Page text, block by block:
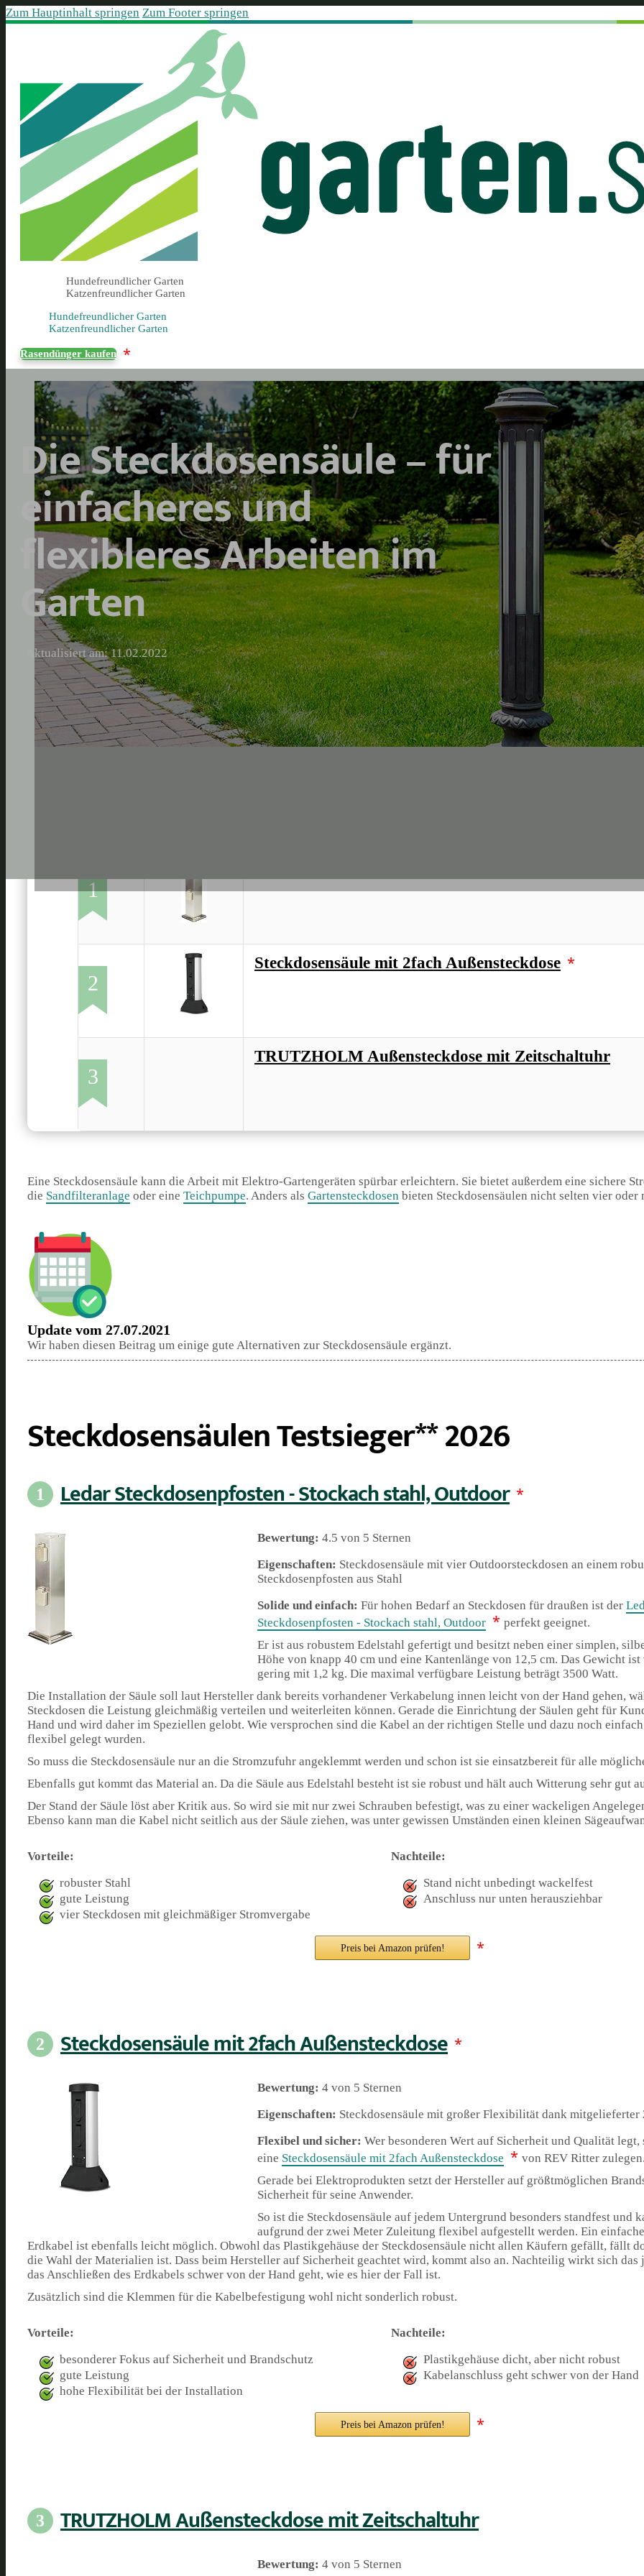
Zum Hauptinhalt springen Zum Footer springen
Hundefreundlicher Garten
Katzenfreundlicher Garten
Hundefreundlicher Garten
Katzenfreundlicher Garten
Rasendünger kaufen *
Die Steckdosensäule – für
einfacheres und
flexibleres Arbeiten im
Garten
Aktualisiert am: 11.02.2022
1
2
Steckdosensäule mit 2fach Außensteckdose *
3
TRUTZHOLM Außensteckdose mit Zeitschaltuhr
Eine Steckdosensäule kann die Arbeit mit Elektro-Gartengeräten spürbar erleichtern. Sie bietet außerdem eine sichere
die Sandfilteranlage oder eine Teichpumpe. Anders als Gartensteckdosen bieten Steckdosensäulen nicht selten vier oder
Update vom 27.07.2021
Wir haben diesen Beitrag um einige gute Alternativen zur Steckdosensäule ergänzt.
Steckdosensäulen Testsieger** 2026
1 Ledar Steckdosenpfosten - Stockach stahl, Outdoor *
Bewertung: 4.5 von 5 Sternen
Eigenschaften: Steckdosensäule mit vier Outdoorsteckdosen an einem
Steckdosenpfosten aus Stahl
Solide und einfach: Für hohen Bedarf an Steckdosen für draußen ist der
Steckdosenpfosten - Stockach stahl, Outdoor * perfekt geeignet.
Er ist aus robustem Edelstahl gefertigt und besitzt neben einer simplen,
Höhe von knapp 40 cm und eine Kantenlänge von 12,5 cm. Das Gewicht
gering mit 1,2 kg. Die maximal verfügbare Leistung beträgt 3500 Watt.
Die Installation der Säule soll laut Hersteller dank bereits vorhandener Verkabelung innen leicht von der Hand gehen,
Steckdosen die Leistung gleichmäßig verteilen und weiterleiten können. Gerade die Einrichtung der Säulen geht für
Hand und wird daher im Speziellen gelobt. Wie versprochen sind die Kabel an der richtigen Stelle und dazu noch
flexibel gelegt wurden.
So muss die Steckdosensäule nur an die Stromzufuhr angeklemmt werden und schon ist sie einsatzbereit für alle
Ebenfalls gut kommt das Material an. Da die Säule aus Edelstahl besteht ist sie robust und hält auch Witterung sehr gut
Der Stand der Säule löst aber Kritik aus. So wird sie mit nur zwei Schrauben befestigt, was zu einer wackeligen
Ebenso kann man die Kabel nicht seitlich aus der Säule ziehen, was unter gewissen Umständen einen kleinen
Vorteile:
robuster Stahl
gute Leistung
vier Steckdosen mit gleichmäßiger Stromvergabe
Nachteile:
Stand nicht unbedingt wackelfest
Anschluss nur unten herausziehbar
Preis bei Amazon prüfen! *
2 Steckdosensäule mit 2fach Außensteckdose *
Bewertung: 4 von 5 Sternen
Eigenschaften: Steckdosensäule mit großer Flexibilität dank mitgelieferter
Flexibel und sicher: Wer besonderen Wert auf Sicherheit und Qualität
eine Steckdosensäule mit 2fach Außensteckdose * von REV Ritter zulegen.
Gerade bei Elektroprodukten setzt der Hersteller auf größtmöglichen
Sicherheit für seine Anwender.
So ist die Steckdosensäule auf jedem Untergrund besonders standfest und
aufgrund der zwei Meter Zuleitung flexibel aufgestellt werden. Ein
Erdkabel ist ebenfalls leicht möglich. Obwohl das Plastikgehäuse der Steckdosensäule nicht allen Käufern gefällt, fällt
die Wahl der Materialien ist. Dass beim Hersteller auf Sicherheit geachtet wird, kommt also an. Nachteilig wirkt sich das
das Anschließen des Erdkabels schwer von der Hand geht, wie es hier der Fall ist.
Zusätzlich sind die Klemmen für die Kabelbefestigung wohl nicht sonderlich robust.
Vorteile:
besonderer Fokus auf Sicherheit und Brandschutz
gute Leistung
hohe Flexibilität bei der Installation
Nachteile:
Plastikgehäuse dicht, aber nicht robust
Kabelanschluss geht schwer von der Hand
Preis bei Amazon prüfen! *
3 TRUTZHOLM Außensteckdose mit Zeitschaltuhr
Bewertung: 4 von 5 Sternen